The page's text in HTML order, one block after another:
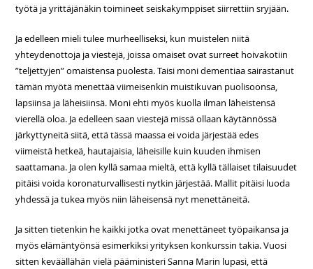
työtä ja yrittäjänäkin toimineet seiskakymppiset siirrettiin sryjään.
Ja edelleen mieli tulee murheelliseksi, kun muistelen niitä
yhteydenottoja ja viestejä, joissa omaiset ovat surreet hoivakotiin
”teljettyjen” omaistensa puolesta. Taisi moni dementiaa sairastanut
tämän myötä menettää viimeisenkin muistikuvan puolisoonsa,
lapsiinsa ja läheisiinsä. Moni ehti myös kuolla ilman läheistensä
vierellä oloa. Ja edelleen saan viestejä missä ollaan käytännössä
järkyttyneitä siitä, että tässä maassa ei voida järjestää edes
viimeistä hetkeä, hautajaisia, läheisille kuin kuuden ihmisen
saattamana. Ja olen kyllä samaa mieltä, että kyllä tällaiset tilaisuudet
pitäisi voida koronaturvallisesti nytkin järjestää. Mallit pitäisi luoda
yhdessä ja tukea myös niin läheisensä nyt menettäneitä.
Ja sitten tietenkin he kaikki jotka ovat menettäneet työpaikansa ja
myös elämäntyönsä esimerkiksi yrityksen konkurssin takia. Vuosi
sitten keväällähän vielä pääministeri Sanna Marin lupasi, että